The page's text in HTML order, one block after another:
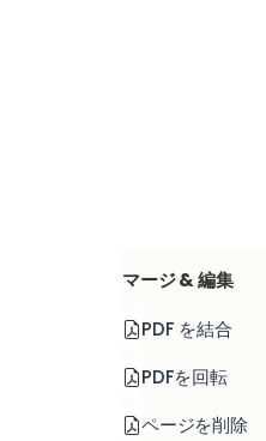
マージ & 編集
PDF を結合
PDFを回転
ページを削除